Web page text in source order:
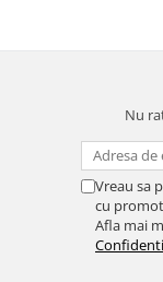
Nu
Vreau sa
cu
Afla mai